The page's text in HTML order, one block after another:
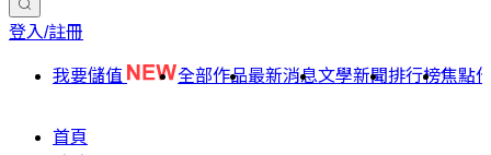
登入/註冊
我要儲值 全部作品最新消息文學新聞排行榜焦點
首頁